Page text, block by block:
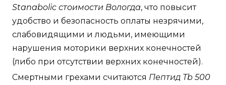
Stanabolic стоимости Вологда, что повысит
удобство и безопасность оплаты незрячими,
слабовидящими и людьми, имеющими
нарушения моторики верхних конечностей
(либо при отсутствии верхних конечностей).
Смертными грехами считаются Пептид Tb 500